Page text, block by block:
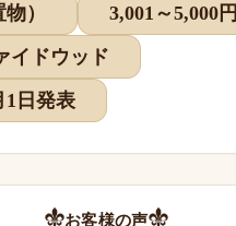
） 3,001～5,000円
イドウッド
1日発表
お客様の声